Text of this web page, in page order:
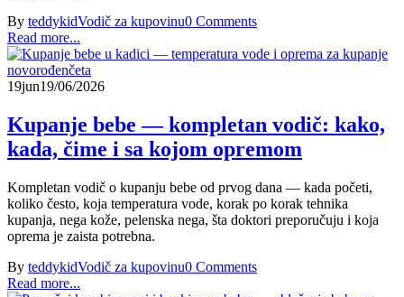
By teddykidVodič za kupovinu0 Comments
Read more...
19jun19/06/2026
Kupanje bebe — kompletan vodič: kako,
kada, čime i sa kojom opremom
Kompletan vodič o kupanju bebe od prvog dana — kada početi,
koliko često, koja temperatura vode, korak po korak tehnika
kupanja, nega kože, pelenska nega, šta doktori preporučuju i koja
oprema je zaista potrebna.
By teddykidVodič za kupovinu0 Comments
Read more...